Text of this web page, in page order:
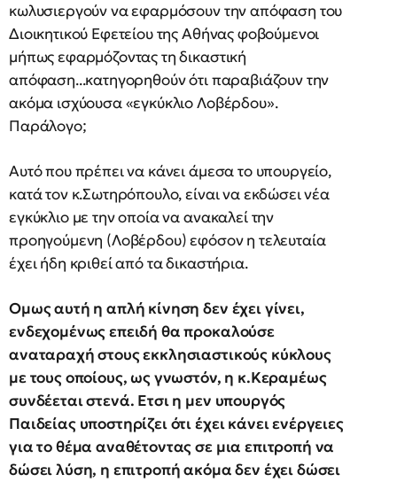
κωλυσιεργούν να εφαρμόσουν την απόφαση του
Διοικητικού Εφετείου της Αθήνας φοβούμενοι
μήπως εφαρμόζοντας τη δικαστική
απόφαση...κατηγορηθούν ότι παραβιάζουν την
ακόμα ισχύουσα «εγκύκλιο Λοβέρδου».
Παράλογο;
Αυτό που πρέπει να κάνει άμεσα το υπουργείο,
κατά τον κ.Σωτηρόπουλο, είναι να εκδώσει νέα
εγκύκλιο με την οποία να ανακαλεί την
προηγούμενη (Λοβέρδου) εφόσον η τελευταία
έχει ήδη κριθεί από τα δικαστήρια.
Ομως αυτή η απλή κίνηση δεν έχει γίνει,
ενδεχομένως επειδή θα προκαλούσε
αναταραχή στους εκκλησιαστικούς κύκλους
με τους οποίους, ως γνωστόν, η κ.Κεραμέως
συνδέεται στενά. Ετσι η μεν υπουργός
Παιδείας υποστηρίζει ότι έχει κάνει ενέργειες
για το θέμα αναθέτοντας σε μια επιτροπή να
δώσει λύση, η επιτροπή ακόμα δεν έχει δώσει